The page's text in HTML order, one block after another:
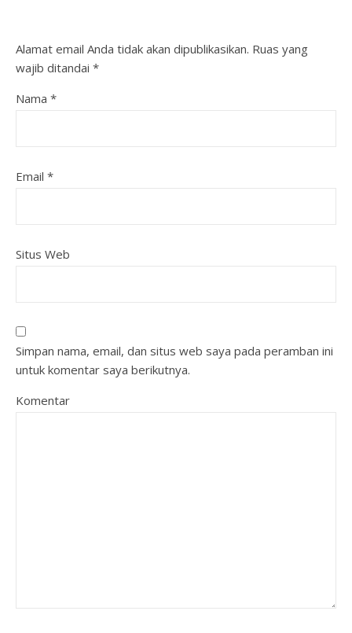
Alamat email Anda tidak akan dipublikasikan. Ruas yang
wajib ditandai *
Nama *
Email *
Situs Web
Simpan nama, email, dan situs web saya pada peramban ini
untuk komentar saya berikutnya.
Komentar